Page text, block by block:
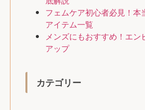
フェムケア初心者必見！本
アイテム一覧
メンズにもおすすめ！エン
アップ
カテゴリー